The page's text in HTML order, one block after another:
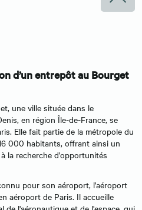
d’un entrepôt au Bourget
une ville située dans le
en région Île-de-France, se
Elle fait partie de la métropole du
000 habitants, offrant ainsi un
la recherche d'opportunités
pour son aéroport, l'aéroport
aéroport de Paris. Il accueille